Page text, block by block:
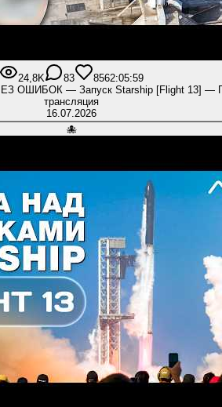
24,8K 83 8562:05:59
ОШИБОК — Запуск Starship [Flight 13] —
трансляция
16.07.2026
🐙